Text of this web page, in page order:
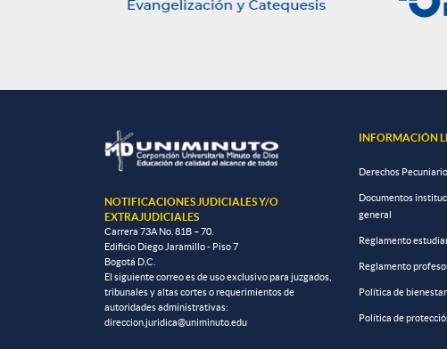
NOTIFICACIONES JUDICIALES Y/O
EXTRAJUDICIALES
Carrera 73A No. 81B – 70.
Edificio Diego Jaramillo - Piso 7
Bogotá D.C.
El siguiente correo es de uso exclusivo para juzgados,
tribunales y altas cortes o requerimientos de
autoridades administrativas:
direccion.juridica@uniminuto.edu
INFORMACIÓN
Derechos
Documentos
general
Reglamento
Reglamento
Política de
Política de